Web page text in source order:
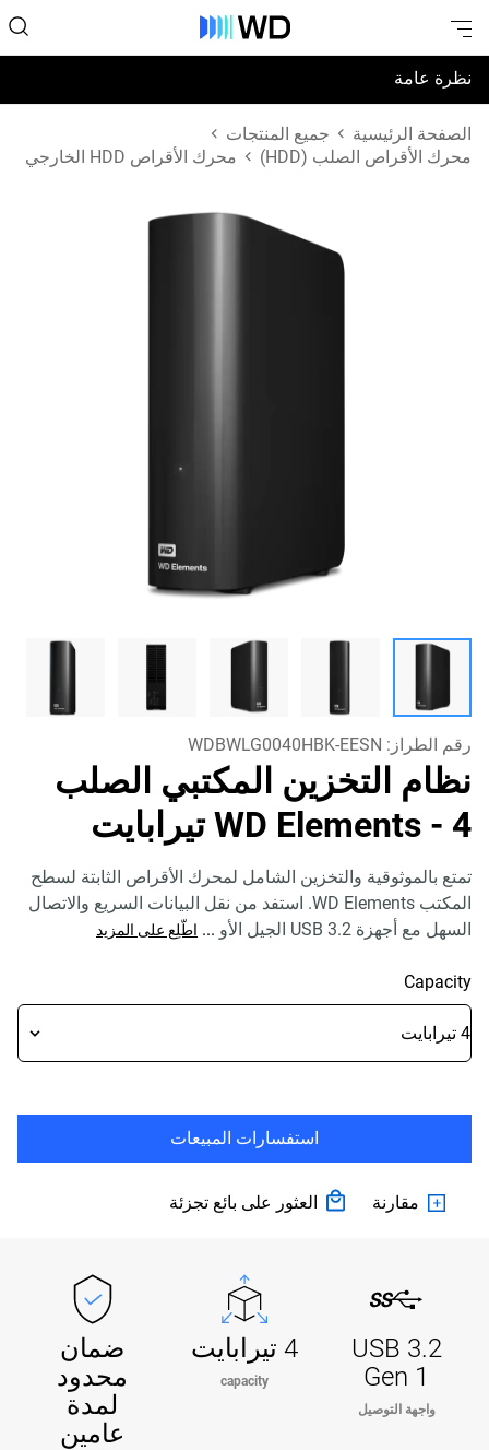
نظرة عامة
المواصفات
الصفحة الرئيسية
جميع المنتجات
محرك الأقراص الصلب (HDD)
محرك الأقراص HDD الخارجي
رقم الطراز: WDBWLG0040HBK-EESN
نظام التخزين المكتبي الصلب
WD Elements - 4 تيرابايت
تمتع بالموثوقية والتخزين الشامل لمحرك الأقراص الثابتة لسطح
المكتب WD Elements. استفد من نقل البيانات السريع والاتصال
السهل مع أجهزة USB 3.2 الجيل الأو
... اطّلِع على المزيد
Capacity
استفسارات المبيعات
مقارنة العثور على بائع تجزئة
USB 3.2
Gen 1
واجهة التوصيل
4 تيرابايت
capacity
ضمان
محدود
لمدة
عامين